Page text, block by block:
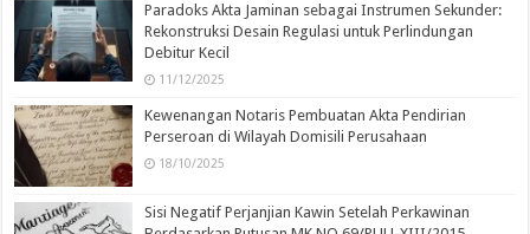
Paradoks Akta Jaminan sebagai Instrumen Sekunder:
Rekonstruksi Desain Regulasi untuk Perlindungan
Debitur Kecil
11/12/2025
Kewenangan Notaris Pembuatan Akta Pendirian
Perseroan di Wilayah Domisili Perusahaan
18/10/2025
Sisi Negatif Perjanjian Kawin Setelah Perkawinan